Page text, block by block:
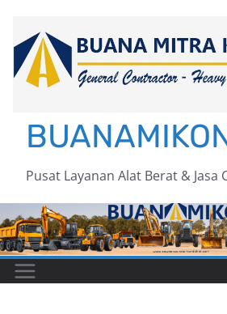
content
Pusat Layanan Alat Berat & Jasa